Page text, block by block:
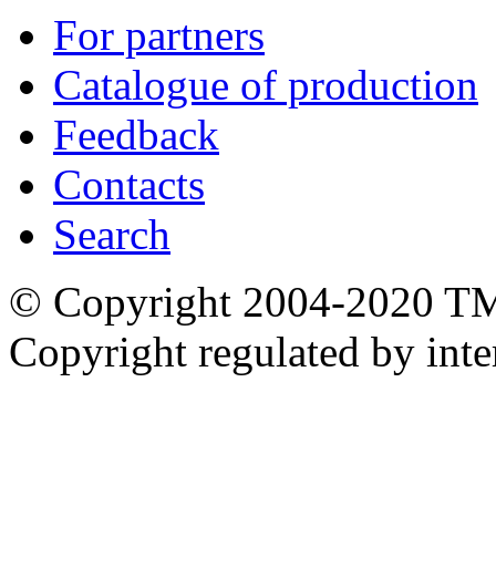
For partners
Catalogue of production
Feedback
Contacts
Search
© Copyright 2004-2020
Copyright regulated by